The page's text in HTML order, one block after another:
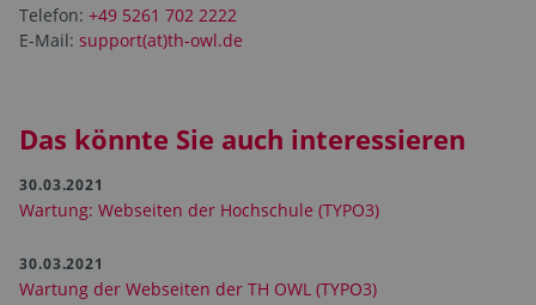
Telefon: +49 5261 702 2222
E-Mail: support(at)th-owl.de
Das könnte Sie auch interessieren
30.03.2021
Wartung: Webseiten der Hochschule (TYPO3)
30.03.2021
Wartung der Webseiten der TH OWL (TYPO3)